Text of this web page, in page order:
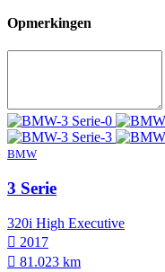
Opmerkingen
BMW
3 Serie
320i High Executive
2017
81.023 km